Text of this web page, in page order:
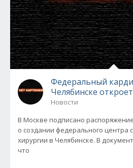
Федеральный
Челябинске
Новости
В Москве подписано
о создании федерального центра
хирургии в Челябинске. В
что